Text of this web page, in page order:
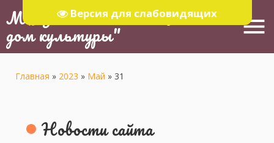
Версия для слабовидящих
МБУ "Тюлячинский Районный
дом культуры" menu
Главная » 2023 » Май » 31
Новости сайта